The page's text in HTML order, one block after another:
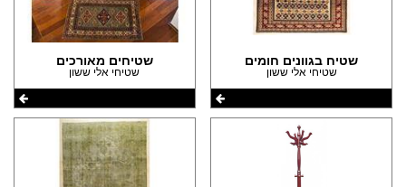
שטיח בגוונים חומים
שטיחי אלי ששון
שטיחים מאורכים
שטיחי אלי ששון